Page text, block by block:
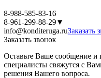
8-988-585-83-16
8-961-299-88-29▼
info@konditeruga.ruЗаказать
Заказать звонок
Оставьте Ваше сообщение
специалисты свяжутся с
решения Вашего вопроса.